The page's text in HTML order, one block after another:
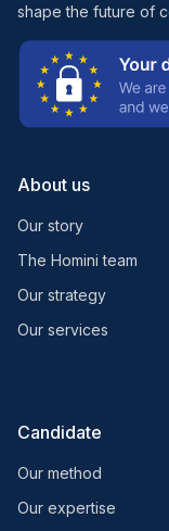
shape the future of
About us
Our story
The Homini team
Our strategy
Our services
Candidate
Our method
Our expertise